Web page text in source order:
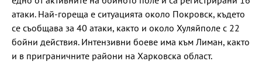
атаки. Най-гореща е ситуацията около Покровск, където
се съобщава за 40 атаки, както и около Хуляйполе с 22
бойни действия. Интензивни боеве има към Лиман, както
и в приграничните райони на Харковска област.